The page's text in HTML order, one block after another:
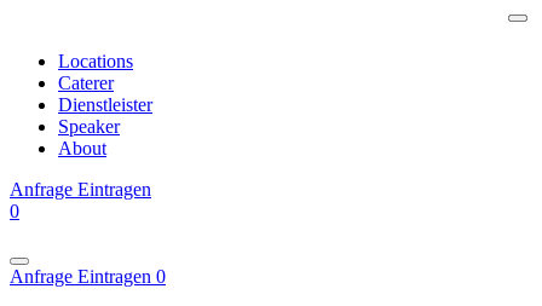
Locations
Caterer
Dienstleister
Speaker
About
Anfrage Eintragen
0
Anfrage Eintragen 0